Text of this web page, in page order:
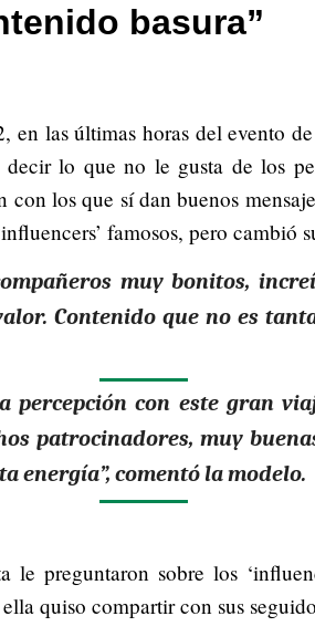
basura”
en las últimas horas del evento
lo que no le gusta de los
los que sí dan buenos
famosos, pero cambió
muy bonitos,
Contenido que no es
con este gran
patrocinadores, muy
energía”, comentó la modelo.
le preguntaron sobre los
quiso compartir con sus